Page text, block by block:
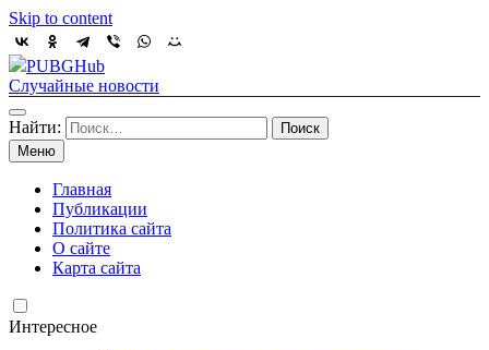
Skip to content
PUBGHub
Случайные новости
Найти:
Меню
Главная
Публикации
Политика сайта
О сайте
Карта сайта
Интересное